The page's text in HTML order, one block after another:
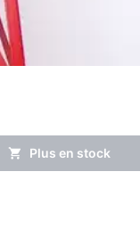
Plus en stock